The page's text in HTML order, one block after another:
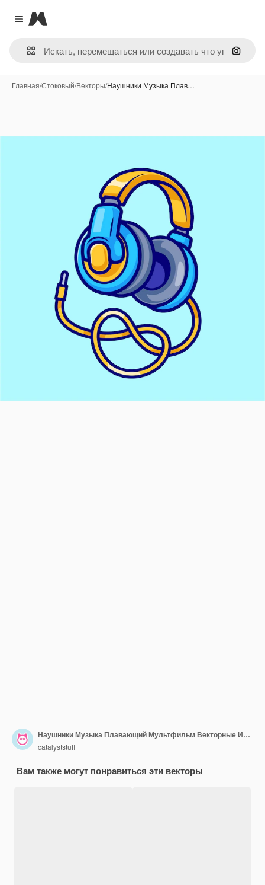
Close menu
Magnific
Поиск
Главная/Стоковый/Векторы/Наушники Музыка Плав…
Наушники Музыка Плавающий Мультфильм Векторные Иконки Иллюстрация Музыкального Объекта Икона Концепции Изолированные Плоский
catalyststuff
Вам также могут понравиться эти векторы